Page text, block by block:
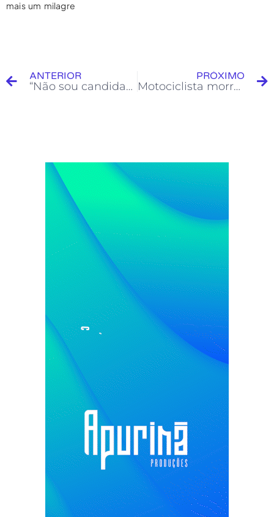
mais um milagre
ANTERIOR
“Não sou candidato, vamos discutir entre as forças do PT e anunciar um nome até o final do dia”
PRÓXIMO
Motociclista morre ao colidir com cavalo solto na BR-364 em Cruzeiro do Sul; criança fica ferida